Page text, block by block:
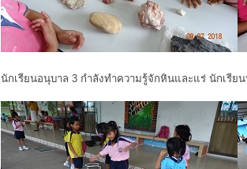
นักเรียนอนุบาล 3 กำลังทำความรู้จักหินและแร่ นักเรี